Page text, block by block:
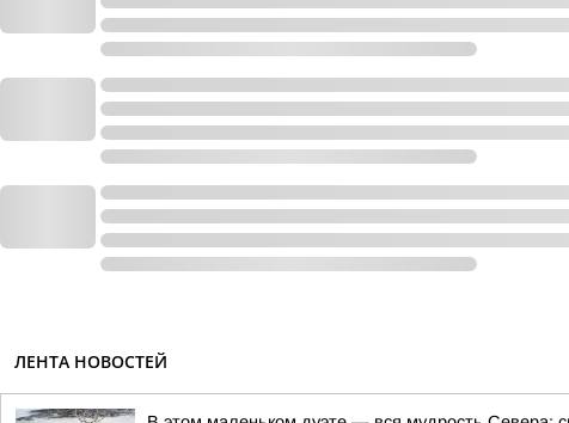
ЛЕНТА НОВОСТЕЙ